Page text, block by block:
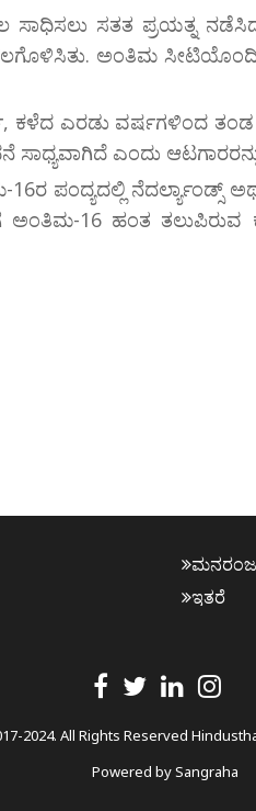
ಸಾಧಿಸಲು ಸತತ ಪ್ರಯತ್ನ
ಅಂತಿಮ
ಕಳೆದ ಎರಡು ವರ್ಷಗಳಿಂದ
ಎಂದು ಆಟಗಾರರನ್ನು
ಪಂದ್ಯದಲ್ಲಿ ನೆದರ್ಲ್ಯಾಂಡ್ಸ್
ಅಂತಿಮ-16 ಹಂತ ತಲುಪಿರುವ
ಇತರೆ
2024. All Rights Reserved
Powered bySangraha